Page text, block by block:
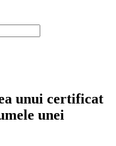
unui certificat
unei